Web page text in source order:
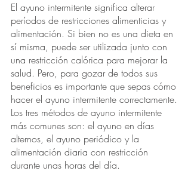
El ayuno intermitente significa alterar
períodos de restricciones alimenticias y
alimentación. Si bien no es una dieta en
sí misma, puede ser utilizada junto con
una restricción calórica para mejorar la
salud. Pero, para gozar de todos sus
beneficios es importante que sepas cómo
hacer el ayuno intermitente correctamente.
Los tres métodos de ayuno intermitente
más comunes son: el ayuno en días
alternos, el ayuno periódico y la
alimentación diaria con restricción
durante unas horas del día.